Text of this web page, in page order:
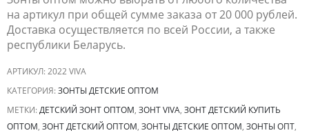
на артикул при общей сумме заказа от 20 000 рублей.
Доставка осуществляется по всей России, а также
республики Беларусь.
АРТИКУЛ:2022 VIVA
КАТЕГОРИЯ:ЗОНТЫ ДЕТСКИЕ ОПТОМ
МЕТКИ:ДЕТСКИЙ ЗОНТ ОПТОМ, ЗОНТ VIVA, ЗОНТ ДЕТСКИЙ КУПИТЬ
ОПТОМ, ЗОНТ ДЕТСКИЙ ОПТОМ, ЗОНТЫ ДЕТСКИЕ ОПТОМ, ЗОНТЫ ОПТ,